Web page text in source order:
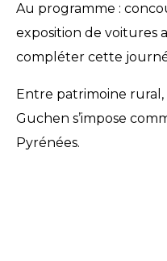
Au programme :
exposition de voitures
compléter cette
Entre patrimoine rural,
Guchen s’impose
Pyrénées.